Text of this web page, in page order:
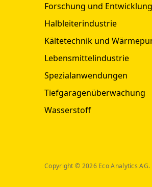
Forschung und Entwicklung
Halbleiterindustrie
Kältetechnik und
Lebensmittelindustrie
Spezialanwendungen
Tiefgaragenüberwachung
Wasserstoff
Copyright © 2026 Eco Analytics